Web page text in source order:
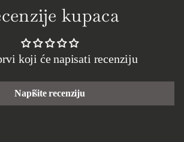
kupaca
koji će napisati recenziju
Napišite recenziju